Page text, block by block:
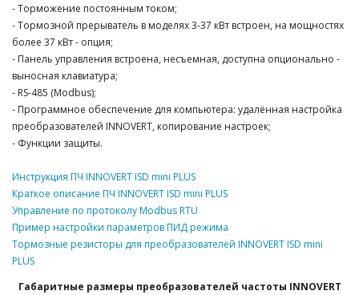
- Торможение постоянным током;
- Тормозной прерыватель в моделях 3-37 кВт встроен, на мощностях
более 37 кВт - опция;
- Панель управления встроена, несъемная, доступна опционально -
выносная клавиатура;
- RS-485 (Modbus);
- Программное обеспечение для компьютера: удалённая настройка
преобразователей INNOVERT, копирование настроек;
- Функции защиты.
Инструкция ПЧ INNOVERT ISD mini PLUS
Краткое описание ПЧ INNOVERT ISD mini PLUS
Управление по протоколу Modbus RTU
Пример настройки параметров ПИД режима
Тормозные резисторы для преобразователей INNOVERT ISD mini
PLUS
Габаритные размеры преобразователей частоты INNOVERT